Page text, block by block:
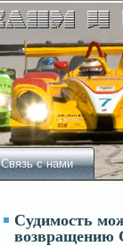
Связь с нами
Судимость
возвращению